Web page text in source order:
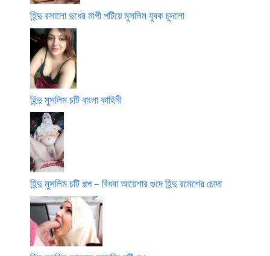
হিন্দু রসালো দুধের মাগী পটিয়ে মুসলিম যুবক চুদলো
হিন্দু মুসলিম চটি বাংলা কাহিনী
হিন্দু মুসলিম চটি গল্প – বিধবা আয়েশার গুদে হিন্দু রমেশের চোদা